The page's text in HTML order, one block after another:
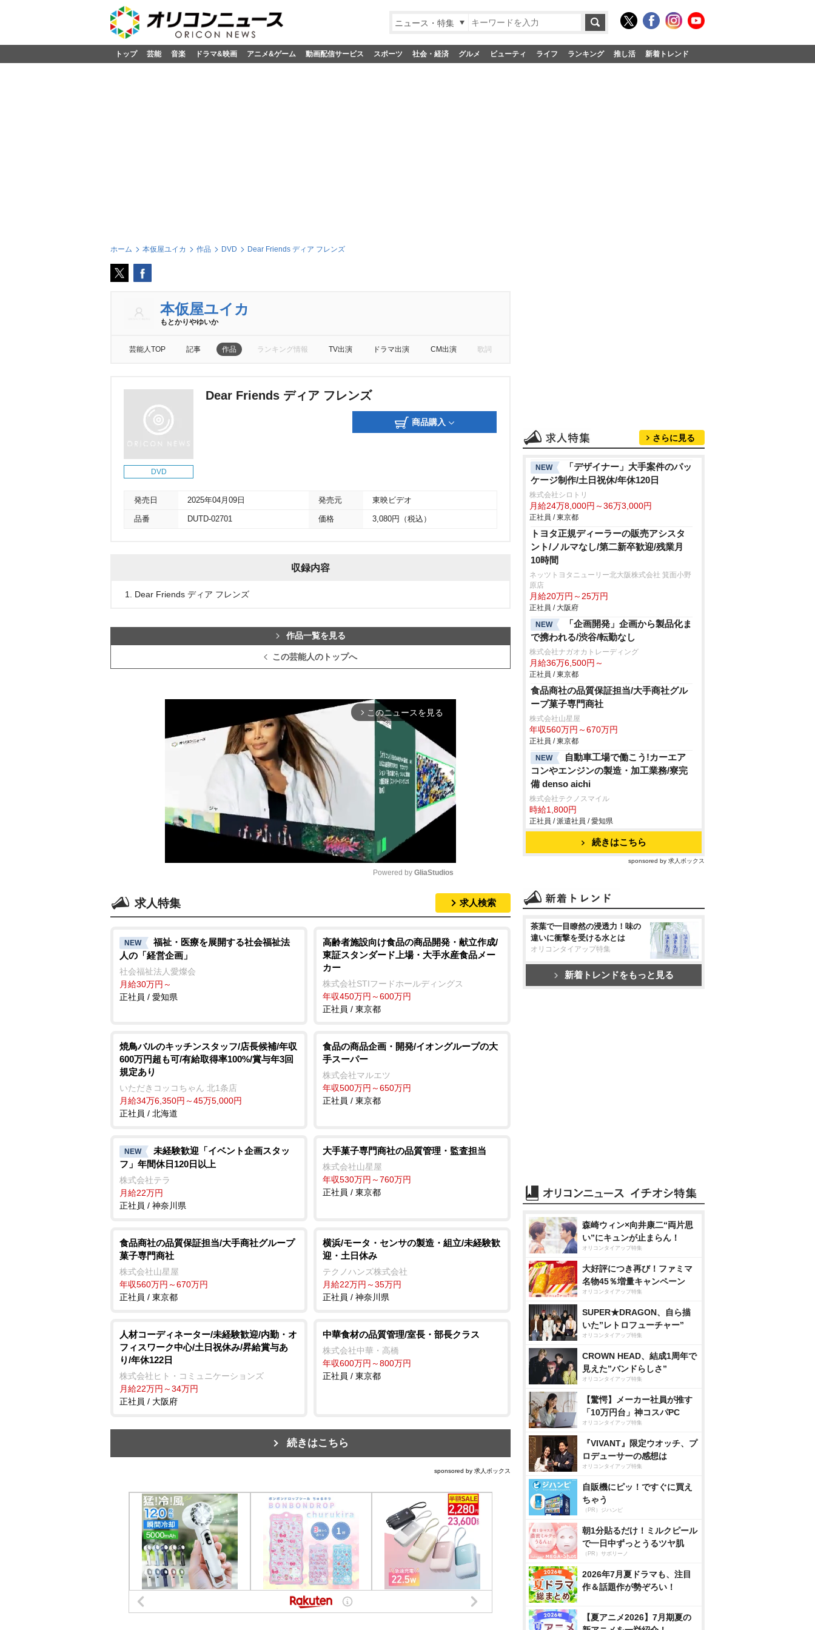
ニュース・特集
トップ 芸能 音楽 ドラマ&映画 アニメ&ゲーム 動画配信サービス スポーツ 社会・経済 グルメ ビューティ ライフ ランキング 推し活 新着トレンド
ホーム 本仮屋ユイカ 作品 DVD Dear Friends ディア フレンズ
本仮屋ユイカ
もとかりやゆいか
芸能人TOP 記事 作品 ランキング情報 TV出演 ドラマ出演 CM出演 歌詞
DVD
Dear Friends ディア フレンズ
商品購入
発売日 2025年04月09日 発売元 東映ビデオ
品番 DUTD-02701 価格 3,080円（税込）
収録内容
1. Dear Friends ディア フレンズ
作品一覧を見る
この芸能人のトップへ
arrow_forward_ios このニュースを見る
t
e
Powered by GliaStudios
求人特集 求人検索
NEW
福祉・医療を展開する社会福祉法
人の「経営企画」
社会福祉法人愛燦会
月給30万円～
正社員 / 愛知県
高齢者施設向け食品の商品開発・献立作成/
東証スタンダード上場・大手水産食品メー
カー
株式会社STIフードホールディングス
年収450万円～600万円
正社員 / 東京都
焼鳥バルのキッチンスタッフ/店長候補/年収
600万円超も可/有給取得率100%/賞与年3回
規定あり
いただきコッコちゃん 北1条店
月給34万6,350円～45万5,000円
正社員 / 北海道
食品の商品企画・開発/イオングループの大
手スーパー
株式会社マルエツ
年収500万円～650万円
正社員 / 東京都
NEW
未経験歓迎「イベント企画スタッ
フ」年間休日120日以上
株式会社テラ
月給22万円
正社員 / 神奈川県
大手菓子専門商社の品質管理・監査担当
株式会社山星屋
年収530万円～760万円
正社員 / 東京都
食品商社の品質保証担当/大手商社グループ
菓子専門商社
株式会社山星屋
年収560万円～670万円
正社員 / 東京都
横浜/モータ・センサの製造・組立/未経験歓
迎・土日休み
テクノハンズ株式会社
月給22万円～35万円
正社員 / 神奈川県
人材コーディネーター/未経験歓迎/内勤・オ
フィスワーク中心/土日祝休み/昇給賞与あ
り/年休122日
株式会社ヒト・コミュニケーションズ
月給22万円～34万円
正社員 / 大阪府
中華食材の品質管理/室長・部長クラス
株式会社中華・高橋
年収600万円～800万円
正社員 / 東京都
続きはこちら
sponsored by 求人ボックス
さらに見る
NEW
「デザイナー」大手案件のパッ
ケージ制作/土日祝休/年休120日
株式会社シロトリ
月給24万8,000円～36万3,000円
正社員 / 東京都
トヨタ正規ディーラーの販売アシスタ
ント/ノルマなし/第二新卒歓迎/残業月
10時間
ネッツトヨタニューリー北大阪株式会社 箕面小野
原店
月給20万円～25万円
正社員 / 大阪府
NEW
「企画開発」企画から製品化ま
で携われる/渋谷/転勤なし
株式会社ナガオカトレーディング
月給36万6,500円～
正社員 / 東京都
食品商社の品質保証担当/大手商社グル
ープ菓子専門商社
株式会社山星屋
年収560万円～670万円
正社員 / 東京都
NEW
自動車工場で働こう!カーエア
コンやエンジンの製造・加工業務/寮完
備 denso aichi
株式会社テクノスマイル
時給1,800円
正社員 / 派遣社員 / 愛知県
続きはこちら
sponsored by 求人ボックス
茶葉で一目瞭然の浸透力！味の
違いに衝撃を受ける水とは
オリコンタイアップ特集
新着トレンドをもっと見る
森崎ウィン×向井康二“両片思
い”にキュンが止まらん！
オリコンタイアップ特集
大好評につき再び！ファミマ
名物45％増量キャンペーン
オリコンタイアップ特集
SUPER★DRAGON、自ら描
いた”レトロフューチャー”
オリコンタイアップ特集
CROWN HEAD、結成1周年で
見えた”バンドらしさ”
オリコンタイアップ特集
【驚愕】メーカー社員が推す
「10万円台」神コスパPC
オリコンタイアップ特集
『VIVANT』限定ウオッチ、プ
ロデューサーの感想は
オリコンタイアップ特集
自販機にピッ！ですぐに買え
ちゃう
（PR）ジハンピ
朝1分貼るだけ！ミルクピール
で一日中ずっとうるツヤ肌
（PR）サボリーノ
2026年7月夏ドラマも、注目
作＆話題作が勢ぞろい！
【夏アニメ2026】7月期夏の